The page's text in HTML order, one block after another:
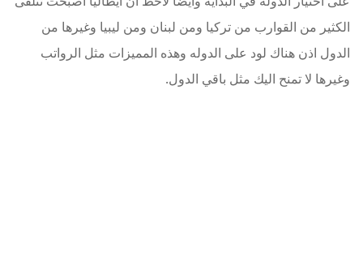
الكثير من القوارب من تركيا ومن لبنان ومن ليبيا وغيرها من
الدول اذن هناك لود على الدوله وهذه المميزات مثل الرواتب
وغيرها لا تمنح اليك مثل باقي الدول.